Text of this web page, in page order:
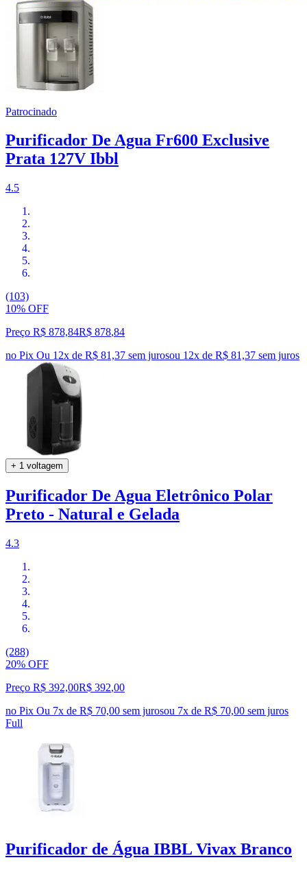
Patrocinado
Purificador De Agua Fr600 Exclusive
Prata 127V Ibbl
4.5
(103)
10% OFF
Preço R$ 878,84R$ 878,84
no Pix Ou 12x de R$ 81,37 sem jurosou 12x de R$ 81,37 sem juros
+ 1 voltagem
Purificador De Agua Eletrônico Polar
Preto - Natural e Gelada
4.3
(288)
20% OFF
Preço R$ 392,00R$ 392,00
no Pix Ou 7x de R$ 70,00 sem jurosou 7x de R$ 70,00 sem juros
Full
Purificador de Água IBBL Vivax Branco